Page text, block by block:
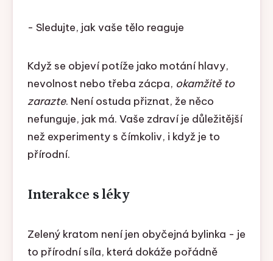
- Sledujte, jak vaše tělo reaguje
Když se objeví potíže jako motání hlavy,
nevolnost nebo třeba zácpa, okamžitě to
zarazte. Není ostuda přiznat, že něco
nefunguje, jak má. Vaše zdraví je důležitější
než experimenty s čímkoliv, i když je to
přírodní.
Interakce s léky
Zelený kratom není jen obyčejná bylinka - je
to přírodní síla, která dokáže pořádně